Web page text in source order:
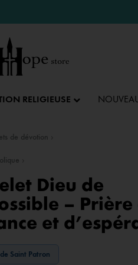
AUTRES BIJOUX
BAGUES
BRACELETS
CADEAU DE
CADEAU DE
RELIGIEUSE
de dévotion
Dieu de
– Prière
et
Saint Patron